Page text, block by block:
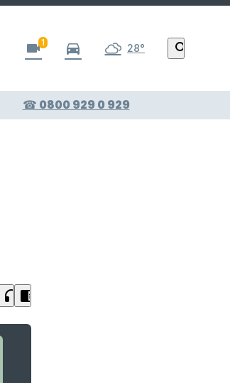
videocam1 directions_car 28° search
☎ 0800 929 0 929
headphones chrome_reader_mode